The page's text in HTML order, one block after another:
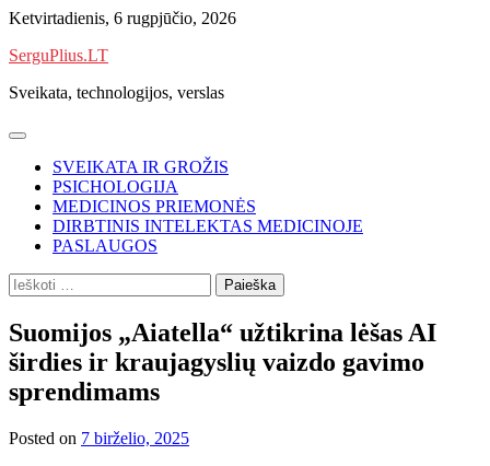
Skip
content
Ketvirtadienis, 6 rugpjūčio, 2026
SerguPlius.LT
Sveikata, technologijos, verslas
SVEIKATA IR GROŽIS
PSICHOLOGIJA
MEDICINOS PRIEMONĖS
DIRBTINIS INTELEKTAS MEDICINOJE
PASLAUGOS
Ieškoti:
Suomijos „Aiatella“ užtikrina lėšas AI
širdies ir kraujagyslių vaizdo gavimo
sprendimams
Posted on 7 birželio, 2025